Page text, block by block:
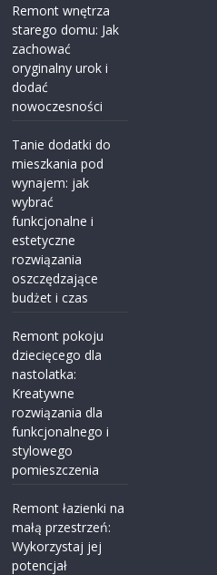
Remont wnętrza
starego domu: Jak
zachować
oryginalny urok i
dodać
nowoczesności
Tanie dodatki do
mieszkania pod
wynajem: jak
wybrać
funkcjonalne i
estetyczne
rozwiązania
oszczędzające
budżet i czas
Remont pokoju
dziecięcego dla
nastolatka:
Kreatywne
rozwiązania dla
funkcjonalnego i
stylowego
pomieszczenia
Remont łazienki na
małą przestrzeń:
Wykorzystaj jej
potencjał